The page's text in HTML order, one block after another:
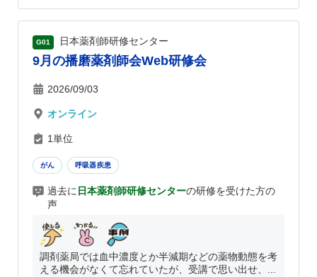
G01 日本薬剤師研修センター
9月の播磨薬剤師会Web研修会
2026/09/03
オンライン
1単位
がん 呼吸器疾患
過去に 日本薬剤師研修センターの研修を受けた方の
声
調剤薬局では血中濃度とか半減期などの薬物動態を考
える機会がなくて忘れていたが、受講で思い出せ、...